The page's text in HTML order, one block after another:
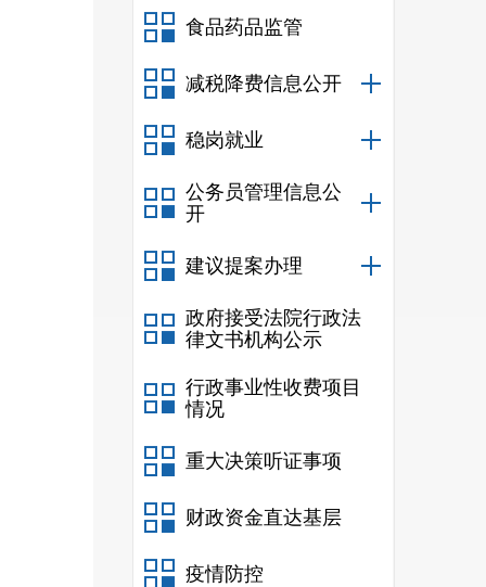
食品药品监管
减税降费信息公开
稳岗就业
公务员管理信息公
开
建议提案办理
政府接受法院行政法
律文书机构公示
行政事业性收费项目
情况
重大决策听证事项
财政资金直达基层
疫情防控